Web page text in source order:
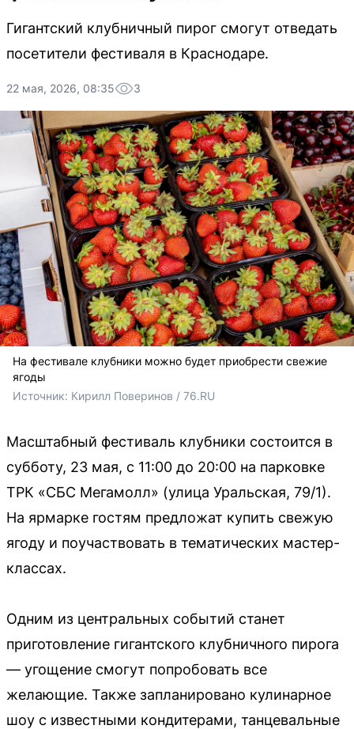
Гигантский клубничный пирог смогут отведать
посетители фестиваля в Краснодаре.
22 мая, 2026, 08:35 3
На фестивале клубники можно будет приобрести свежие
ягоды
Источник: Кирилл Поверинов / 76.RU
Масштабный фестиваль клубники состоится в
субботу, 23 мая, с 11:00 до 20:00 на парковке
ТРК «СБС Мегамолл» (улица Уральская, 79/1).
На ярмарке гостям предложат купить свежую
ягоду и поучаствовать в тематических мастер-
классах.
Одним из центральных событий станет
приготовление гигантского клубничного пирога
— угощение смогут попробовать все
желающие. Также запланировано кулинарное
шоу с известными кондитерами, танцевальные